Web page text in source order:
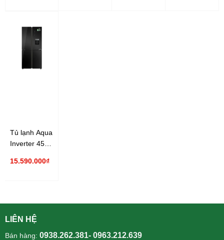
Tủ lạnh Aqua
Inverter 456
IGW525EM(GB)
15.590.000₫
LIÊN HỆ
Bán hàng: 0938.262.381- 0963.212.639